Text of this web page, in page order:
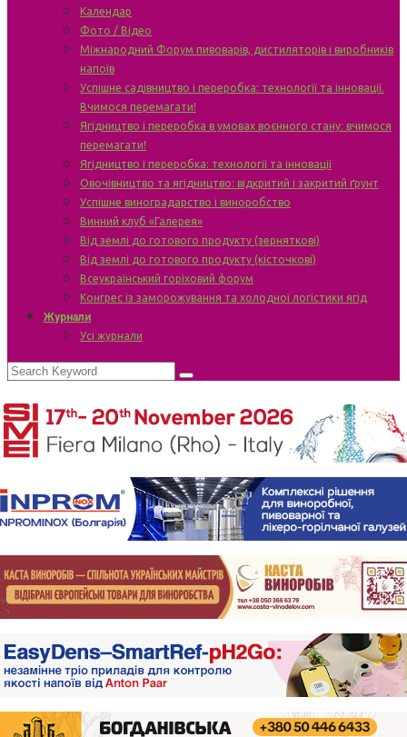
Календар
Фото / Відео
Міжнародний Форум пивоварів, дистиляторів і виробників
напоїв
Успішне садівництво і переробка: технології та інновації.
Вчимося перемагати!
Ягідництво і переробка в умовах воєнного стану: вчимося
перемагати!
Ягідництво і переробка: технології та інновації
Овочівництво та ягідництво: відкритий і закритий ґрунт
Успішне виноградарство і виноробство
Винний клуб «Галерея»
Від землі до готового продукту (зерняткові)
Від землі до готового продукту (кісточкові)
Всеукраїнський горіховий форум
Конгрес із заморожування та холодної логістики ягід
Журнали
Усі журнали